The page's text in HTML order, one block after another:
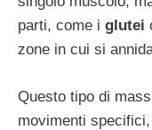
parti, come i glutei
zone in cui si
Questo tipo di
movimenti